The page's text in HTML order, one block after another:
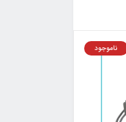
ناموجود